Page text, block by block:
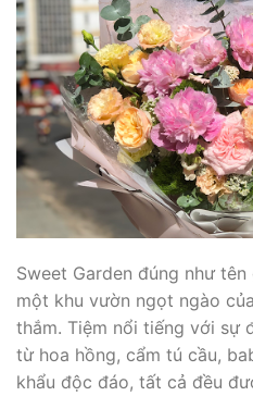
Sweet Garden đúng như
một khu vườn ngọt ngào
thắm. Tiệm nổi tiếng với sự
từ hoa hồng, cẩm tú cầu,
khẩu độc đáo, tất cả đều